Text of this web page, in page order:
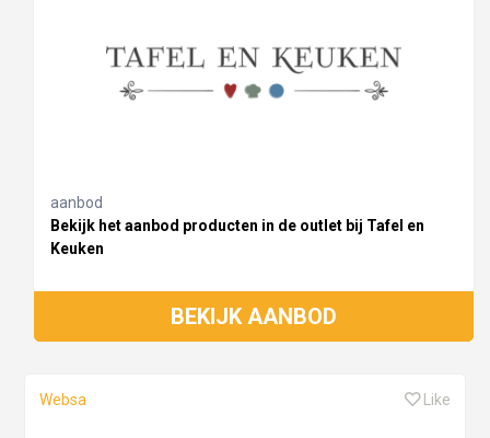
aanbod
Bekijk het aanbod producten in de outlet bij Tafel en
Keuken
BEKIJK AANBOD
Websa Like